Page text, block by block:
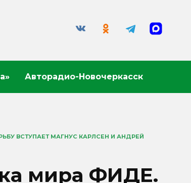
Авторадио-Новочеркасск
ВСТУПАЕТ МАГНУС КАРЛСЕН И АНДРЕЙ
мира ФИДЕ.